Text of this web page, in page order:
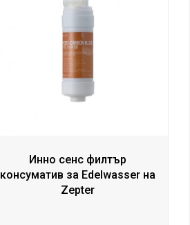
Инно сенс филтър
консуматив за Edelwasser на
Zepter